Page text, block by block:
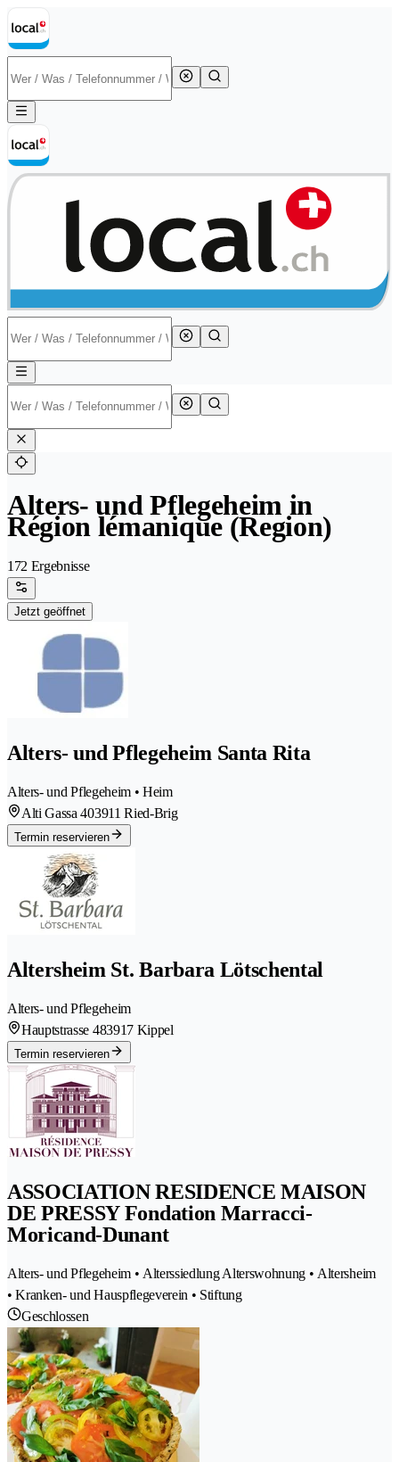
Alters- und Pflegeheim in
Région lémanique (Region)
172 Ergebnisse
Jetzt geöffnet
Alters- und Pflegeheim Santa Rita
Alters- und Pflegeheim • Heim
Alti Gassa 403911 Ried-Brig
Termin reservieren
Altersheim St. Barbara Lötschental
Alters- und Pflegeheim
Hauptstrasse 483917 Kippel
Termin reservieren
ASSOCIATION RESIDENCE MAISON
DE PRESSY Fondation Marracci-
Moricand-Dunant
Alters- und Pflegeheim • Alterssiedlung Alterswohnung • Altersheim
• Kranken- und Hauspflegeverein • Stiftung
Geschlossen